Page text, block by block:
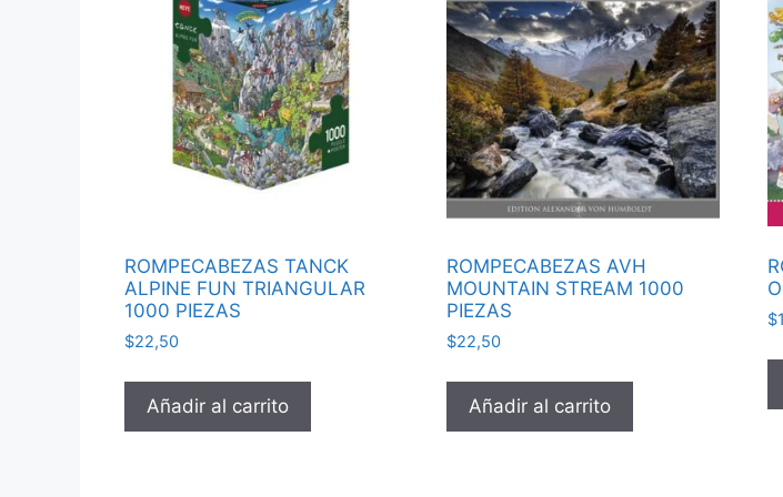
ROMPECABEZAS TANCK
ALPINE FUN TRIANGULAR
1000 PIEZAS
$22,50
Añadir al carrito
ROMPECABEZAS AVH
MOUNTAIN STREAM 1000
PIEZAS
$22,50
Añadir al carrito
$